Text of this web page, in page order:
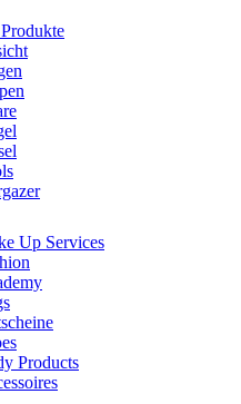
Up Services
Products